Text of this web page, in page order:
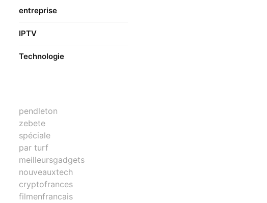
entreprise
IPTV
Technologie
pendleton
zebete
spéciale
par turf
meilleursgadgets
nouveauxtech
cryptofrances
filmenfrancais